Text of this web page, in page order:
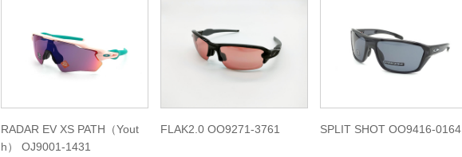
RADAR EV XS PATH（Yout
h） OJ9001-1431
FLAK2.0 OO9271-3761 SPLIT SHOT OO9416-0164